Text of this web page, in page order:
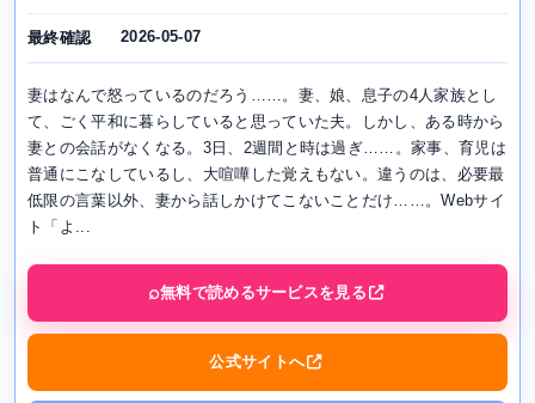
最終確認 2026-05-07
妻はなんで怒っているのだろう……。妻、娘、息子の4人家族とし
て、ごく平和に暮らしていると思っていた夫。しかし、ある時から
妻との会話がなくなる。3日、2週間と時は過ぎ……。家事、育児は
普通にこなしているし、大喧嘩した覚えもない。違うのは、必要最
低限の言葉以外、妻から話しかけてこないことだけ……。Webサイ
ト「よ...
無料で読めるサービスを見る
公式サイトへ